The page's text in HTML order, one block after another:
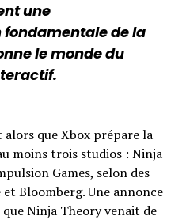
une
de la
le monde du
que Xbox préparela
moins trois studios : Ninja
Games, selon des
Bloomberg. Une annonce
Ninja Theory venait de